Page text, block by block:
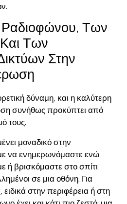
Των
Των
Στην
δύναμη, και η καλύτερη
συνήθως προκύπτει από
τους.
μοναδικό στην
να ενημερωνόμαστε ενώ
ή βρισκόμαστε στο σπίτι,
σε μια οθόνη. Για
στην περιφέρεια ή στη